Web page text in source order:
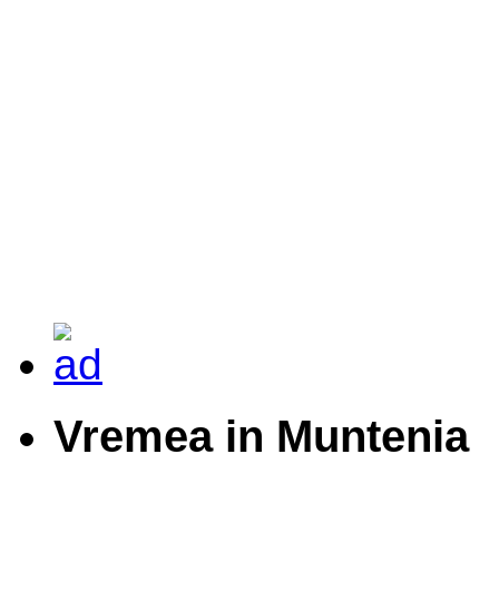
Vremea in Muntenia